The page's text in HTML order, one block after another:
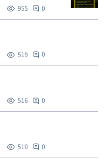
955 0
519 0
516 0
510 0